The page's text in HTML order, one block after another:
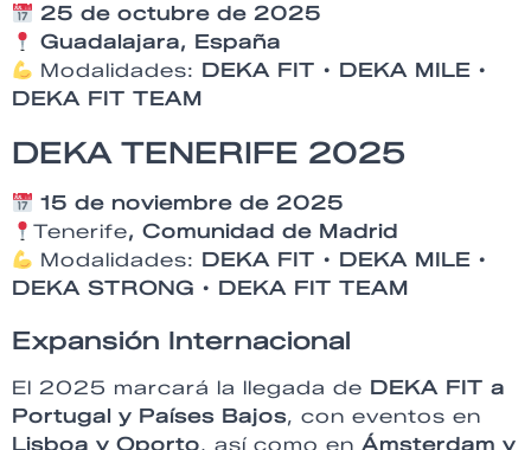
25 de octubre de 2025
Guadalajara, España
Modalidades: DEKA FIT • DEKA MILE •
DEKA FIT TEAM
DEKA TENERIFE 2025
15 de noviembre de 2025
Tenerife, Comunidad de Madrid
Modalidades: DEKA FIT • DEKA MILE •
DEKA STRONG • DEKA FIT TEAM
Expansión Internacional
El 2025 marcará la llegada de DEKA FIT a
Portugal y Países Bajos, con eventos en
Lisboa y Oporto, así como en Ámsterdam y